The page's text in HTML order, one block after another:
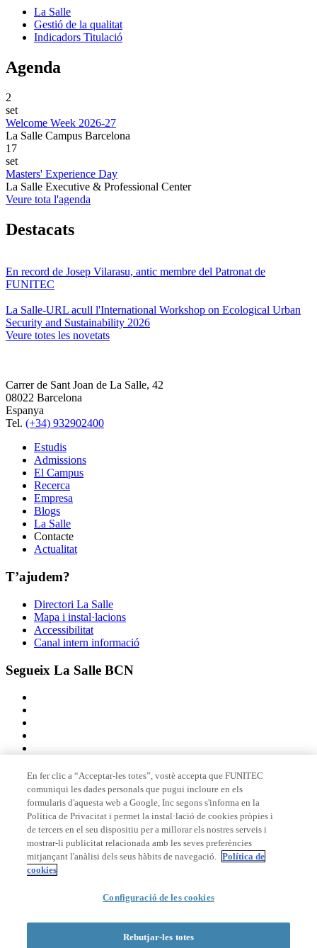
La Salle
Gestió de la qualitat
Indicadors Titulació
Agenda
2
set
Welcome Week 2026-27
La Salle Campus Barcelona
17
set
Masters' Experience Day
La Salle Executive & Professional Center
Veure tota l'agenda
Destacats
En record de Josep Vilarasu, antic membre del Patronat de
FUNITEC
La Salle-URL acull l'International Workshop on Ecological Urban
Security and Sustainability 2026
Veure totes les novetats
Carrer de Sant Joan de La Salle, 42
08022 Barcelona
Espanya
Tel. (+34) 932902400
Estudis
Admissions
El Campus
Recerca
Empresa
Blogs
La Salle
Contacte
Actualitat
T’ajudem?
Directori La Salle
Mapa i instal·lacions
Accessibilitat
Canal intern informació
Segueix La Salle BCN
Membre de
Acreditacions
© 2026 La Salle Campus Barcelona - URL |Avís legal
Formulari de cerca
En fer clic a “Acceptar-les totes”, vostè accepta que FUNITEC
comuniqui les dades personals que pugui incloure en els
formularis d'aquesta web a Google, Inc segons s'informa en la
Política de Privacitat i permet la instal·lació de cookies pròpies i
de tercers en el seu dispositiu per a millorar els nostres serveis i
mostrar-li publicitat relacionada amb les seves preferències
mitjançant l'anàlisi dels seus hàbits de navegació. Política de
cookies
Configuració de les cookies
Rebutjar-les totes